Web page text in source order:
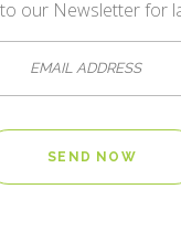
our Newsletter for